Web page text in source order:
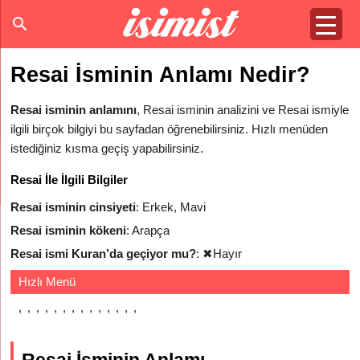
Resai İsminin Anlamı Nedir?
Resai isminin anlamını, Resai isminin analizini ve Resai ismiyle
ilgili birçok bilgiyi bu sayfadan öğrenebilirsiniz. Hızlı menüden
istediğiniz kısma geçiş yapabilirsiniz.
Resai İle İlgili Bilgiler
Resai isminin cinsiyeti: Erkek, Mavi
Resai isminin kökeni: Arapça
Resai ismi Kuran’da geçiyor mu?: ✖Hayır
Hızlı Menü